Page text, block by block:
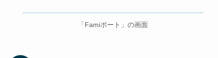
「Famiポート」の画面